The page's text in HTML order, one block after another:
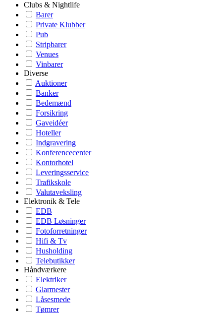
Clubs & Nightlife
Barer
Private Klubber
Pub
Stripbarer
Venues
Vinbarer
Diverse
Auktioner
Banker
Bedemænd
Forsikring
Gaveidéer
Hoteller
Indgravering
Konferencecenter
Kontorhotel
Leveringsservice
Trafikskole
Valutaveksling
Elektronik & Tele
EDB
EDB Løsninger
Fotoforretninger
Hifi & Tv
Husholding
Telebutikker
Håndværkere
Elektriker
Glarmester
Låsesmede
Tømrer